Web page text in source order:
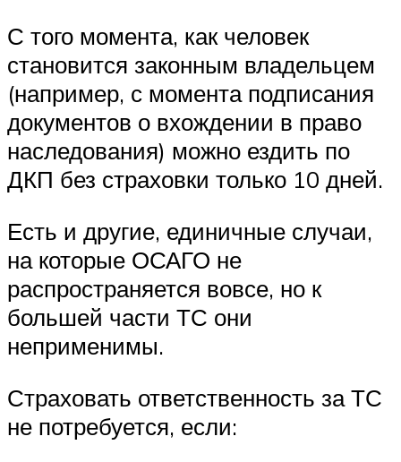
С того момента, как человек
становится законным владельцем
(например, с момента подписания
документов о вхождении в право
наследования) можно ездить по
ДКП без страховки только 10 дней.
Есть и другие, единичные случаи,
на которые ОСАГО не
распространяется вовсе, но к
большей части ТС они
неприменимы.
Страховать ответственность за ТС
не потребуется, если: